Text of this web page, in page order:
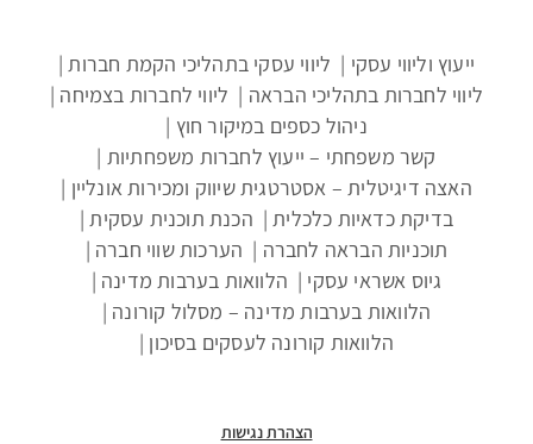
ייעוץ וליווי עסקי
ליווי עסקי בתהליכי הקמת חברות
ליווי לחברות בתהליכי הבראה
ליווי לחברות בצמיחה
ניהול כספים במיקור חוץ
קשר משפחתי – ייעוץ לחברות משפחתיות
האצה דיגיטלית – אסטרטגית שיווק ומכירות אונליין
בדיקת כדאיות כלכלית
הכנת תוכנית עסקית
תוכניות הבראה לחברה
הערכות שווי חברה
גיוס אשראי עסקי
הלוואות בערבות מדינה
הלוואות בערבות מדינה – מסלול קורונה
הלוואות קורונה לעסקים בסיכון
הצהרת נגישות